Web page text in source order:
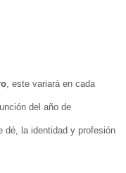
, este variará en cada
del año de
dé, la identidad y profesión